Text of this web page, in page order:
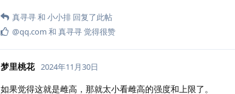
真寻寻和 小小排 回复了此帖
@qq.​com 和 真寻寻觉得很赞
梦里桃花 2024年11月30日
如果觉得这就是雌高，那就太小看雌高的强度和上限了。